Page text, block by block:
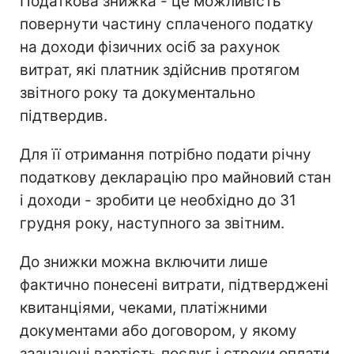
повернути частину сплаченого податку
на доходи фізичних осіб за рахунок
витрат, які платник здійснив протягом
звітного року та документально
підтвердив.
Для її отримання потрібно подати річну
податкову декларацію про майновий стан
і доходи - зробити це необхідно до 31
грудня року, наступного за звітним.
До знижки можна включити лише
фактично понесені витрати, підтверджені
квитанціями, чеками, платіжними
документами або договором, у якому